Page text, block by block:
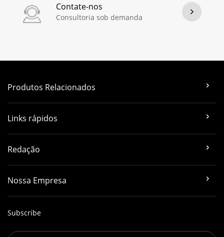
Contate-nos
Consultoria sob demanda
Produtos Relacionados
Links rápidos
Redação
Nossa Empresa
Subscribe